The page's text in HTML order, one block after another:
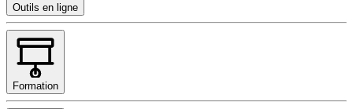
Outils en ligne
Formation